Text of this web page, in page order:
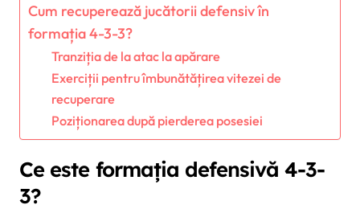
Cum recuperează jucătorii defensiv în
formația 4-3-3?
Tranziția de la atac la apărare
Exerciții pentru îmbunătățirea vitezei de
recuperare
Poziționarea după pierderea posesiei
Ce este formația defensivă 4-3-
3?